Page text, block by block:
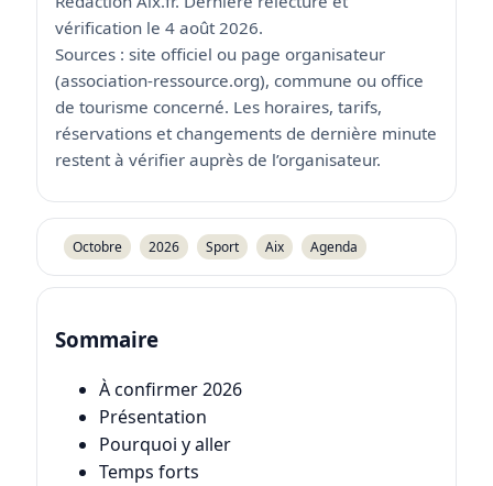
vérification le 4 août 2026.
Sources : site officiel ou page organisateur
(association-ressource.org), commune ou office
de tourisme concerné. Les horaires, tarifs,
réservations et changements de dernière minute
restent à vérifier auprès de l’organisateur.
Octobre 2026 Sport Aix Agenda
Sommaire
À confirmer 2026
Présentation
Pourquoi y aller
Temps forts